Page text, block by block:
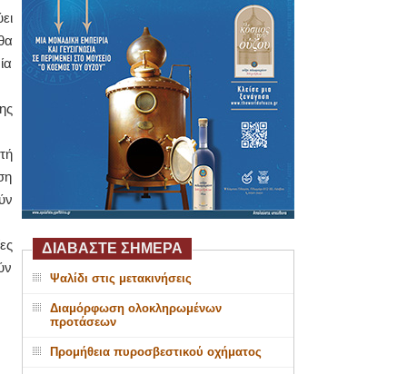
ΔΙΑΒΑΣΤΕ ΣΗΜΕΡΑ
Ψαλίδι στις μετακινήσεις
Διαμόρφωση ολοκληρωμένων
προτάσεων
Προμήθεια πυροσβεστικού οχήματος